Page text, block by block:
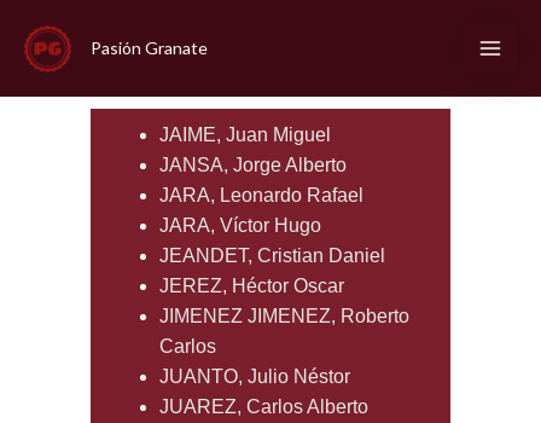
contenido
Pasión Granate
JAIME, Juan Miguel
JANSA, Jorge Alberto
JARA, Leonardo Rafael
JARA, Víctor Hugo
JEANDET, Cristian Daniel
JEREZ, Héctor Oscar
JIMENEZ JIMENEZ, Roberto
Carlos
JUANTO, Julio Néstor
JUAREZ, Carlos Alberto